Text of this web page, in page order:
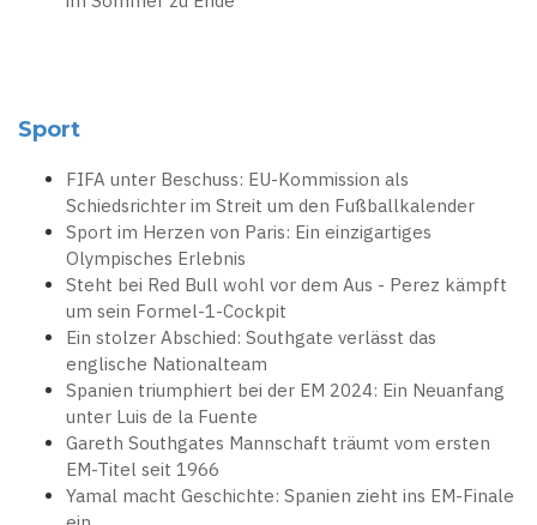
Sport
FIFA unter Beschuss: EU-Kommission als
Schiedsrichter im Streit um den Fußballkalender
Sport im Herzen von Paris: Ein einzigartiges
Olympisches Erlebnis
Steht bei Red Bull wohl vor dem Aus - Perez kämpft
um sein Formel-1-Cockpit
Ein stolzer Abschied: Southgate verlässt das
englische Nationalteam
Spanien triumphiert bei der EM 2024: Ein Neuanfang
unter Luis de la Fuente
Gareth Southgates Mannschaft träumt vom ersten
EM-Titel seit 1966
Yamal macht Geschichte: Spanien zieht ins EM-Finale